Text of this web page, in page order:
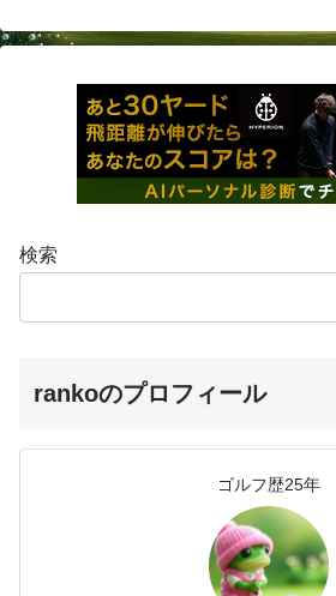
検索
rankoのプロフィール
ゴルフ歴25年